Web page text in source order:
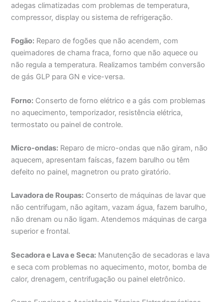
adegas climatizadas com problemas de temperatura,
compressor, display ou sistema de refrigeração.
Fogão: Reparo de fogões que não acendem, com
queimadores de chama fraca, forno que não aquece ou
não regula a temperatura. Realizamos também conversão
de gás GLP para GN e vice-versa.
Forno: Conserto de forno elétrico e a gás com problemas
no aquecimento, temporizador, resistência elétrica,
termostato ou painel de controle.
Micro-ondas: Reparo de micro-ondas que não giram, não
aquecem, apresentam faíscas, fazem barulho ou têm
defeito no painel, magnetron ou prato giratório.
Lavadora de Roupas: Conserto de máquinas de lavar que
não centrifugam, não agitam, vazam água, fazem barulho,
não drenam ou não ligam. Atendemos máquinas de carga
superior e frontal.
Secadora e Lava e Seca: Manutenção de secadoras e lava
e seca com problemas no aquecimento, motor, bomba de
calor, drenagem, centrifugação ou painel eletrônico.